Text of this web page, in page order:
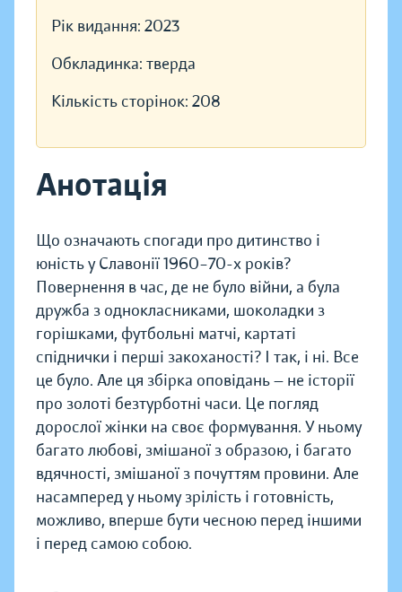
Рік видання: 2023
Обкладинка: тверда
Кількість сторінок: 208
Анотація
Що означають спогади про дитинство і
юність у Славонії 1960–70-х років?
Повернення в час, де не було війни, а була
дружба з однокласниками, шоколадки з
горішками, футбольні матчі, картаті
спіднички і перші закоханості? І так, і ні. Все
це було. Але ця збірка оповідань — не історії
про золоті безтурботні часи. Це погляд
дорослої жінки на своє формування. У ньому
багато любові, змішаної з образою, і багато
вдячності, змішаної з почуттям провини. Але
насамперед у ньому зрілість і готовність,
можливо, вперше бути чесною перед іншими
і перед самою собою.